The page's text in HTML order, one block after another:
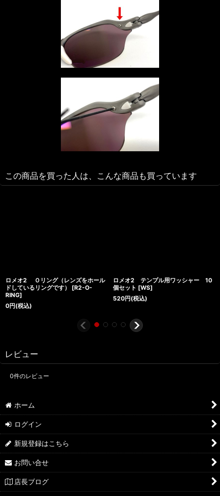
この商品を買った人は、こんな商品も買っています
ロメオ2 Ｏリング（レンズをホール
ドしているリングです）
[R2-O-
RING]
0円(税込)
ロメオ2 テンプル用ワッシャー 10
個セット [WS]
520円(税込)
レビュー
0件のレビュー
ホーム
ログイン
新規登録はこちら
お問い合せ
店長ブログ